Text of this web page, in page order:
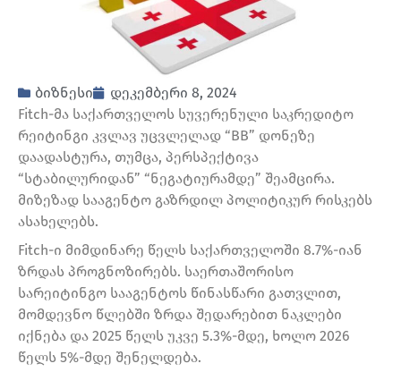
ბიზნესი
დეკემბერი 8, 2024
Fitch-მა საქართველოს სუვერენული საკრედიტო
რეიტინგი კვლავ უცვლელად “BB” დონეზე
დაადასტურა, თუმცა, პერსპექტივა
“სტაბილურიდან” “ნეგატიურამდე” შეამცირა.
მიზეზად სააგენტო გაზრდილ პოლიტიკურ რისკებს
ასახელებს.
Fitch-ი მიმდინარე წელს საქართველოში 8.7%-იან
ზრდას პროგნოზირებს. საერთაშორისო
სარეიტინგო სააგენტოს წინასწარი გათვლით,
მომდევნო წლებში ზრდა შედარებით ნაკლები
იქნება და 2025 წელს უკვე 5.3%-მდე, ხოლო 2026
წელს 5%-მდე შენელდება.